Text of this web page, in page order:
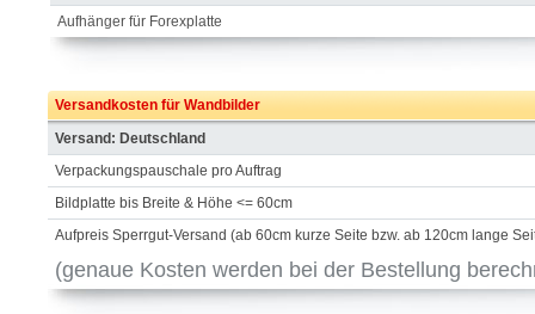
Aufhänger für Forexplatte
Versandkosten für Wandbilder
Versand: Deutschland
Verpackungspauschale pro Auftrag
Bildplatte bis Breite & Höhe <= 60cm
Aufpreis Sperrgut-Versand (ab 60cm kurze Seite bzw. ab 120cm lange
(genaue Kosten werden bei der Bestellung